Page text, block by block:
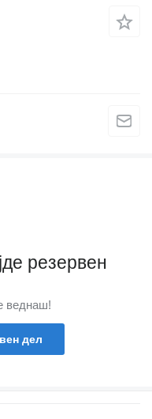
резервен
веднаш!
дел